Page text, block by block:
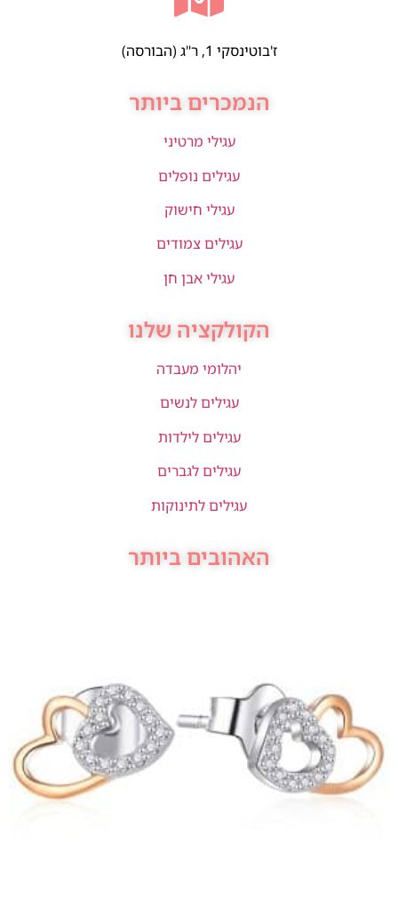
ז'בוטינסקי 1, ר"ג (הבורסה)
הנמכרים ביותר
עגילי מרטיני
עגילים נופלים
עגילי חישוק
עגילים צמודים
עגילי אבן חן
הקולקציה שלנו
יהלומי מעבדה
עגילים לנשים
עגילים לילדות
עגילים לגברים
עגילים לתינוקות
האהובים ביותר